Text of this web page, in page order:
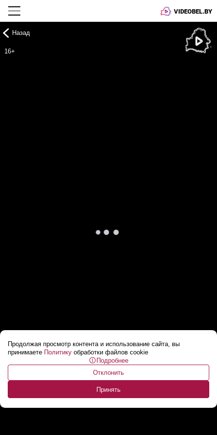
VIDEOBEL.BY
Продолжая просмотр контента и использование сайта, вы
принимаете Политику обработки файлов cookie
Подробнее
Отклонить
Принять
Назад
16+
В Венесуэле спасатели продолжают
находить выживших даже спустя 96 ч после